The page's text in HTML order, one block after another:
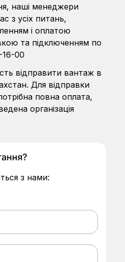
наші менеджери
з усіх питань,
і оплатою
та підключенням по
00
відправити вантаж в
Для відправки
повна оплата,
організація
з нами: